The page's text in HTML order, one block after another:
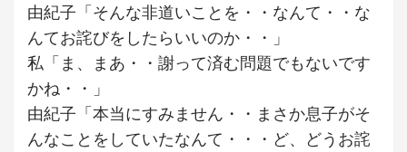
由紀子「そんな非道いことを・・なんて・・な
んてお詫びをしたらいいのか・・」
私「ま、まあ・・謝って済む問題でもないです
かね・・」
由紀子「本当にすみません・・まさか息子がそ
んなことをしていたなんて・・・ど、どうお詫